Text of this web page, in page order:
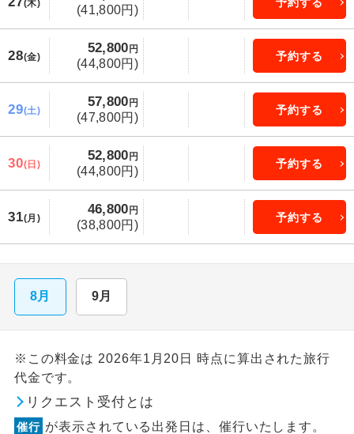
(木)
(41,800円)
28(金)
52,800 円
(44,800円)
予約する
29(土)
57,800 円
(47,800円)
予約する
30(日)
52,800 円
(44,800円)
予約する
31(月)
46,800 円
(38,800円)
予約する
8月 9月
※この料金は 2026年1月20日 時点に算出された旅行
代金です。
リクエスト受付とは
催行 が表示されている出発日は、催行いたします。